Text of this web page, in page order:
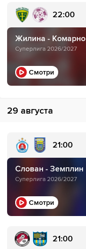
22:00
Жилина - Комарно
Суперлига 2026/2027
Смотри
29 августа
21:00
Слован - Земплин
Суперлига 2026/2027
Смотри
21:00